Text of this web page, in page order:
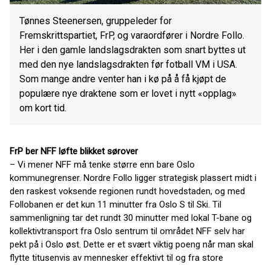
Tønnes Steenersen, gruppeleder for
Fremskrittspartiet, FrP, og varaordfører i Nordre Follo.
Her i den gamle landslagsdrakten som snart byttes ut
med den nye landslagsdrakten før fotball VM i USA.
Som mange andre venter han i kø på å få kjøpt de
populære nye draktene som er lovet i nytt «opplag»
om kort tid.
FrP ber NFF løfte blikket sørover
– Vi mener NFF må tenke større enn bare Oslo
kommunegrenser. Nordre Follo ligger strategisk plassert midt i
den raskest voksende regionen rundt hovedstaden, og med
Follobanen er det kun 11 minutter fra Oslo S til Ski. Til
sammenligning tar det rundt 30 minutter med lokal T-bane og
kollektivtransport fra Oslo sentrum til området NFF selv har
pekt på i Oslo øst. Dette er et svært viktig poeng når man skal
flytte titusenvis av mennesker effektivt til og fra store